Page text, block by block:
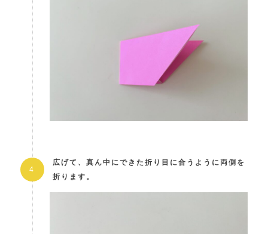
広げて、真ん中にできた折り目に合うように両側を
折ります。